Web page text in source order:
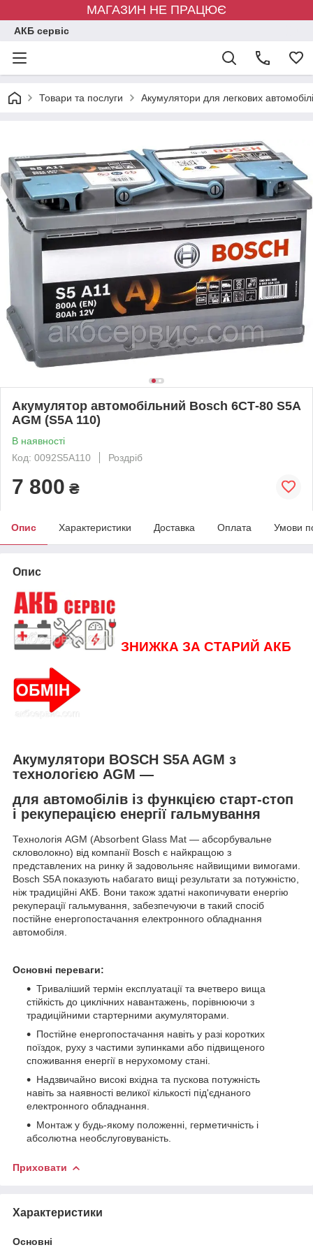
МАГАЗИН НЕ ПРАЦЮЄ
АКБ сервіс
Товари та послуги Акумулятори для легкових
Акумулятор автомобільний Bosch 6СТ-80 S5A
AGM (S5A 110)
В наявності
Код: 0092S5A110
Роздріб
7 800 ₴
Опис Характеристики Доставка Оплата Умови
Опис
ЗНИЖКА ЗА СТАРИЙ АКБ
Акумулятори BOSCH S5A AGM з
технологією AGM —
для автомобілів із функцією старт-стоп
і рекуперацією енергії гальмування
Технологія AGM (Absorbent Glass Mat — абсорбувальне
скловолокно) від компанії Bosch є найкращою з
представлених на ринку й задовольняє найвищими вимогами.
Bosch S5A показують набагато вищі результати за потужністю,
ніж традиційні АКБ. Вони також здатні накопичувати енергію
рекуперації гальмування, забезпечуючи в такий спосіб
постійне енергопостачання електронного обладнання
автомобіля.
Основні переваги:
Триваліший термін експлуатації та вчетверо вища
стійкість до циклічних навантажень, порівнюючи з
традиційними стартерними акумуляторами.
Постійне енергопостачання навіть у разі коротких
поїздок, руху з частими зупинками або підвищеного
споживання енергії в нерухомому стані.
Надзвичайно високі вхідна та пускова потужність
навіть за наявності великої кількості під'єднаного
електронного обладнання.
Монтаж у будь-якому положенні, герметичність і
абсолютна необслуговуваність.
Приховати
Характеристики
Основні